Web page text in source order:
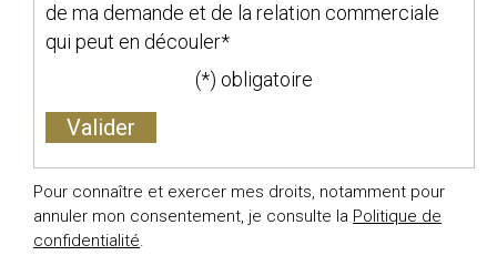
de ma demande et de la relation commerciale
qui peut en découler*
(*) obligatoire
Pour connaître et exercer mes droits, notamment pour
annuler mon consentement, je consulte la Politique de
confidentialité.